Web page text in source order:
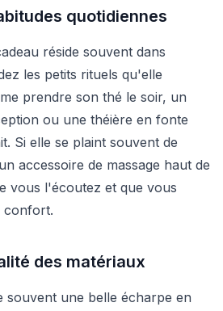
quotidiennes
réside souvent dans
les petits rituels qu'elle
prendre son thé le soir, un
ou une théière en fonte
Si elle se plaint souvent de
accessoire de massage haut de
vous l'écoutez et que vous
confort.
des matériaux
souvent une belle écharpe en